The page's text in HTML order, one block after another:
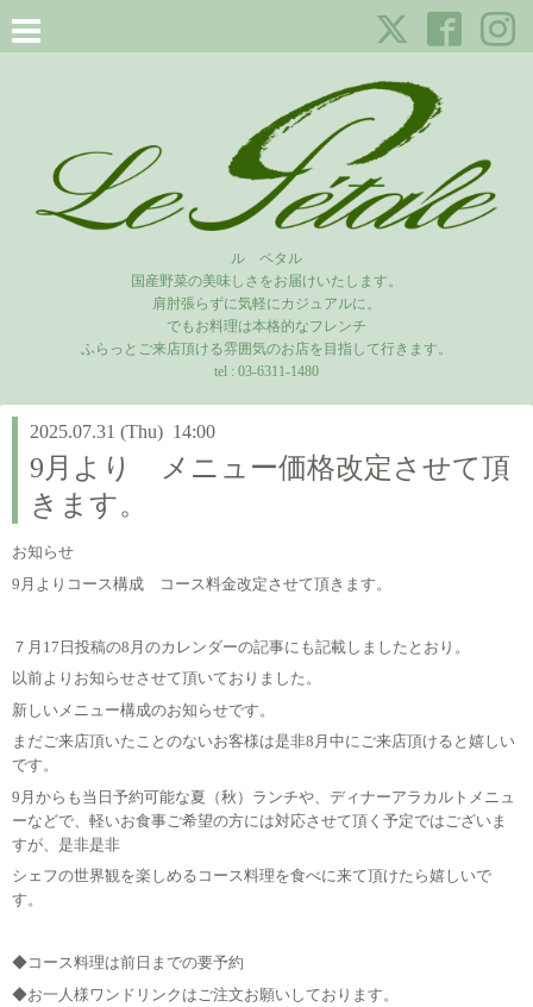
ル ペタル
国産野菜の美味しさをお届けいたします。
肩肘張らずに気軽にカジュアルに。
でもお料理は本格的なフレンチ
ふらっとご来店頂ける雰囲気のお店を目指して行きます。
tel : 03-6311-1480
2025.07.31 (Thu) 14:00
9月より メニュー価格改定させて頂
きます。
お知らせ
9月よりコース構成 コース料金改定させて頂きます。
７月17日投稿の8月のカレンダーの記事にも記載しましたとおり。
以前よりお知らせさせて頂いておりました。
新しいメニュー構成のお知らせです。
まだご来店頂いたことのないお客様は是非8月中にご来店頂けると嬉しい
です。
9月からも当日予約可能な夏（秋）ランチや、ディナーアラカルトメニュ
ーなどで、軽いお食事ご希望の方には対応させて頂く予定ではございま
すが、是非是非
シェフの世界観を楽しめるコース料理を食べに来て頂けたら嬉しいで
す。
◆コース料理は前日までの要予約
◆お一人様ワンドリンクはご注文お願いしております。